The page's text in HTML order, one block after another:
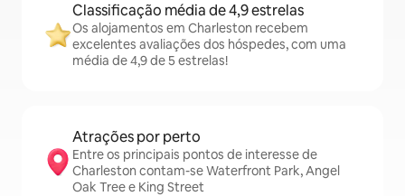
Classificação média de 4,9 estrelas
Os alojamentos em Charleston recebem
excelentes avaliações dos hóspedes, com uma
média de 4,9 de 5 estrelas!
Atrações por perto
Entre os principais pontos de interesse de
Charleston contam-se Waterfront Park, Angel
Oak Tree e King Street